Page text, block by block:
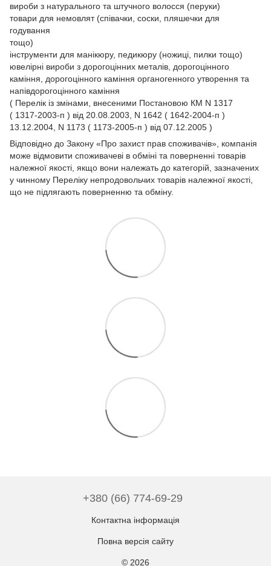
вироби з натурального та штучного волосся (перуки)
товари для немовлят (співачки, соски, пляшечки для
годування
тощо)
інструменти для манікюру, педикюру (ножиці, пилки тощо)
ювелірні вироби з дорогоцінних металів, дорогоцінного
каміння, дорогоцінного каміння органогенного утворення та
напівдорогоцінного каміння
( Перелік із змінами, внесеними Постановою КМ N 1317
( 1317-2003-п ) від 20.08.2003, N 1642 ( 1642-2004-п )
13.12.2004, N 1173 ( 1173-2005-п ) від 07.12.2005 )
Відповідно до Закону «Про захист прав споживачів» , компанія
може відмовити споживачеві в обміні та поверненні товарів
належної якості, якщо вони належать до категорій, зазначених
у чинному Переліку непродовольчих товарів належної якості,
що не підлягають поверненню та обміну.
+380 (66) 774-69-29
Контактна інформація
Повна версія сайту
© 2026